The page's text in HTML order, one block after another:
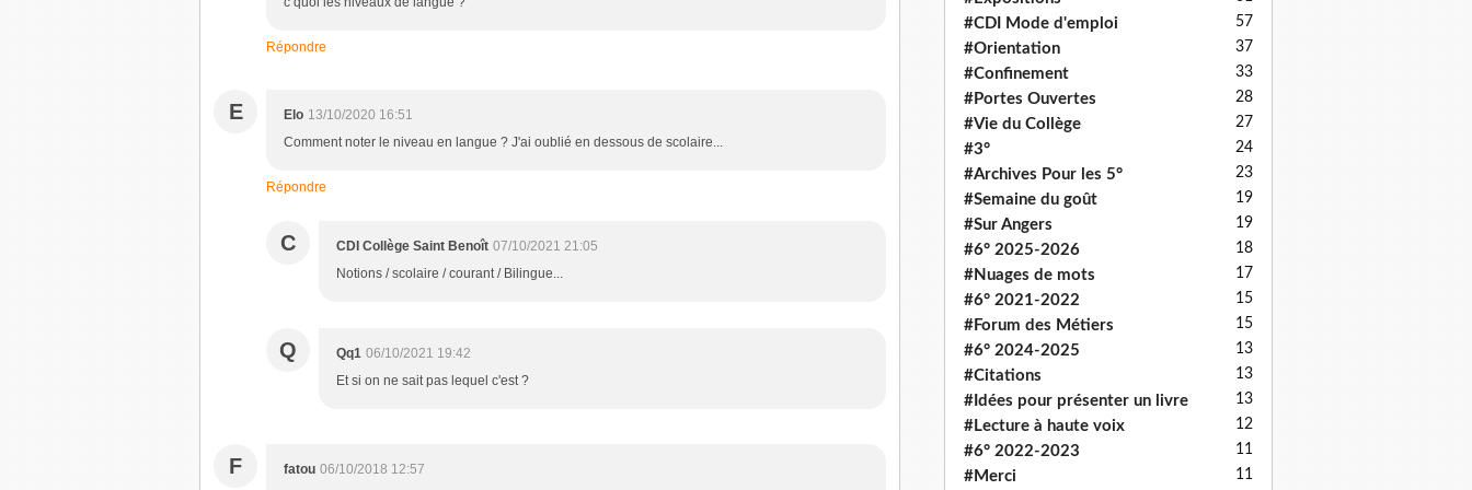
Répondre
E Elo 13/10/2020 16:51
Comment noter le niveau en langue ? J'ai oublié en dessous de scolaire...
Répondre
C CDI Collège Saint Benoît 07/10/2021 21:05
Notions / scolaire / courant / Bilingue...
Q Qq1 06/10/2021 19:42
Et si on ne sait pas lequel c'est ?
F fatou 06/10/2018 12:57
#CDI Mode d'emploi 57
#Orientation 37
#Confinement 33
#Portes Ouvertes 28
#Vie du Collège 27
#3° 24
#Archives Pour les 5° 23
#Semaine du goût 19
#Sur Angers 19
#6° 2025-2026 18
#Nuages de mots 17
#6° 2021-2022 15
#Forum des Métiers 15
#6° 2024-2025 13
#Citations 13
#Idées pour présenter un livre 13
#Lecture à haute voix 12
#6° 2022-2023 11
#Merci 11